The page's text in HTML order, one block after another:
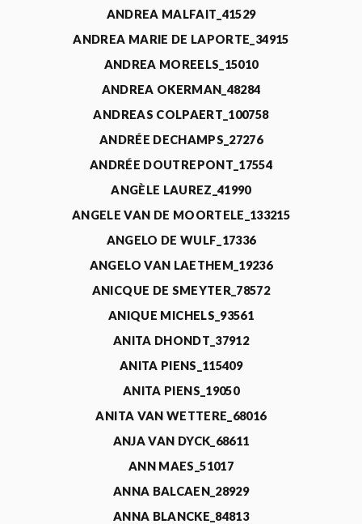
ANDREA MALFAIT_41529
ANDREA MARIE DE LAPORTE_34915
ANDREA MOREELS_15010
ANDREA OKERMAN_48284
ANDREAS COLPAERT_100758
ANDRÉE DECHAMPS_27276
ANDRÉE DOUTREPONT_17554
ANGÈLE LAUREZ_41990
ANGELE VAN DE MOORTELE_133215
ANGELO DE WULF_17336
ANGELO VAN LAETHEM_19236
ANICQUE DE SMEYTER_78572
ANIQUE MICHELS_93561
ANITA DHONDT_37912
ANITA PIENS_115409
ANITA PIENS_19050
ANITA VAN WETTERE_68016
ANJA VAN DYCK_68611
ANN MAES_51017
ANNA BALCAEN_28929
ANNA BLANCKE_84813